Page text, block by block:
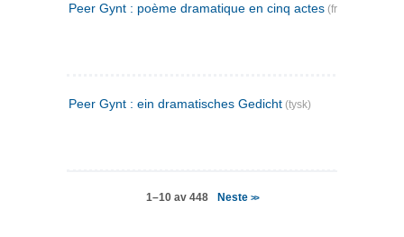
Peer Gynt : poème dramatique en cinq actes (fransk)
Peer Gynt : ein dramatisches Gedicht (tysk)
1–10 av 448 Neste >>